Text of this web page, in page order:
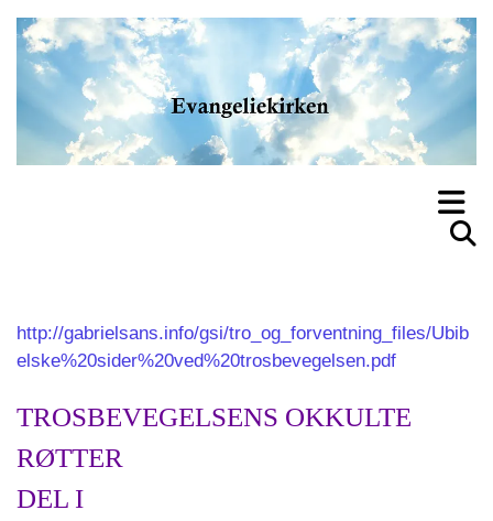
http://gabrielsans.info/gsi/tro_og_forventning_files/Ubib
elske%20sider%20ved%20trosbevegelsen.pdf
TROSBEVEGELSENS OKKULTE
RØTTER
DEL I